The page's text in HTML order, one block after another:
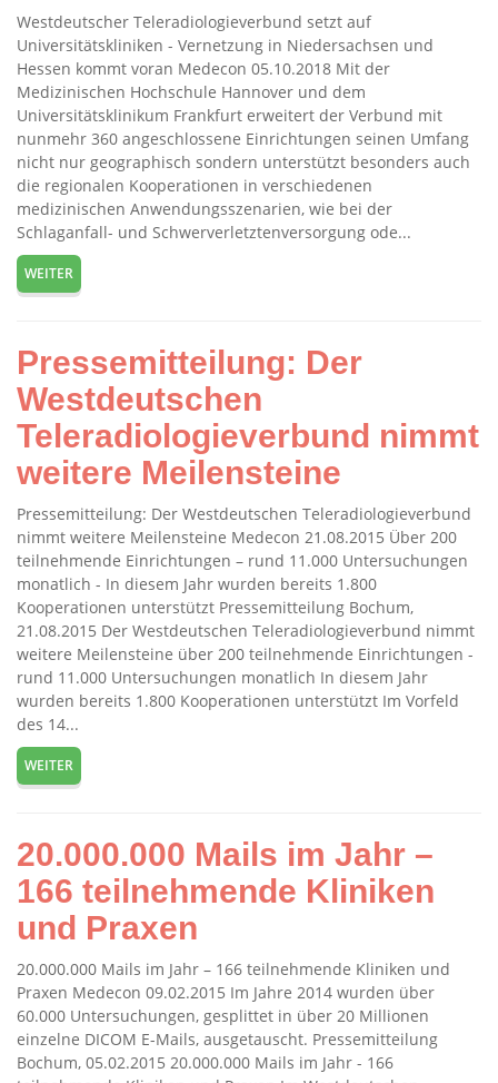
Westdeutscher Teleradiologieverbund setzt auf
Universitätskliniken - Vernetzung in Niedersachsen und
Hessen kommt voran Medecon 05.10.2018 Mit der
Medizinischen Hochschule Hannover und dem
Universitätsklinikum Frankfurt erweitert der Verbund mit
nunmehr 360 angeschlossene Einrichtungen seinen Umfang
nicht nur geographisch sondern unterstützt besonders auch
die regionalen Kooperationen in verschiedenen
medizinischen Anwendungsszenarien, wie bei der
Schlaganfall- und Schwerverletztenversorgung ode...
WEITER
Pressemitteilung: Der
Westdeutschen
Teleradiologieverbund nimmt
weitere Meilensteine
Pressemitteilung: Der Westdeutschen Teleradiologieverbund
nimmt weitere Meilensteine Medecon 21.08.2015 Über 200
teilnehmende Einrichtungen – rund 11.000 Untersuchungen
monatlich - In diesem Jahr wurden bereits 1.800
Kooperationen unterstützt Pressemitteilung Bochum,
21.08.2015 Der Westdeutschen Teleradiologieverbund nimmt
weitere Meilensteine über 200 teilnehmende Einrichtungen -
rund 11.000 Untersuchungen monatlich In diesem Jahr
wurden bereits 1.800 Kooperationen unterstützt Im Vorfeld
des 14...
WEITER
20.000.000 Mails im Jahr –
166 teilnehmende Kliniken
und Praxen
20.000.000 Mails im Jahr – 166 teilnehmende Kliniken und
Praxen Medecon 09.02.2015 Im Jahre 2014 wurden über
60.000 Untersuchungen, gesplittet in über 20 Millionen
einzelne DICOM E-Mails, ausgetauscht. Pressemitteilung
Bochum, 05.02.2015 20.000.000 Mails im Jahr - 166